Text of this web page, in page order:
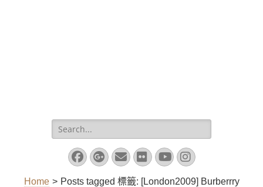
Search
for:
Facebook
Googleplus
EmailFlickrYouTube
Instagram
Home > Posts tagged 標籤: [London2009] Burberrry